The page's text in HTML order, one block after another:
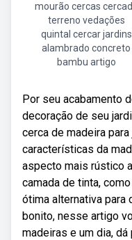
mourão cercas
terreno vedações
quintal cercar jardins
alambrado concreto
bambu artigo
Por seu acabamento
decoração de seu
cerca de madeira
características da
aspecto mais rústico
camada de tinta,
ótima alternativa para
bonito, nesse artigo
madeiras e um dia,